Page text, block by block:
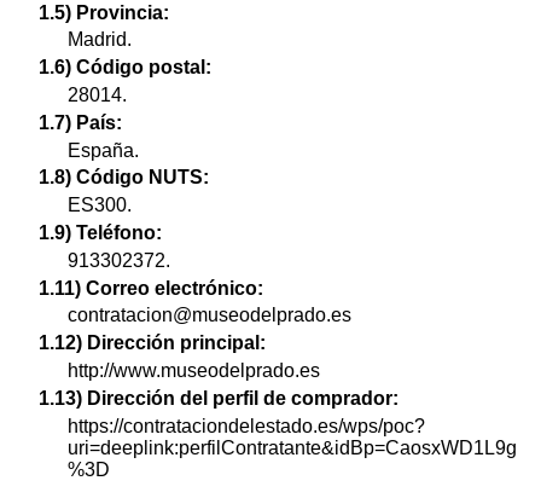
1.5) Provincia:
Madrid.
1.6) Código postal:
28014.
1.7) País:
España.
1.8) Código NUTS:
ES300.
1.9) Teléfono:
913302372.
1.11) Correo electrónico:
contratacion@museodelprado.es
1.12) Dirección principal:
http://www.museodelprado.es
1.13) Dirección del perfil de comprador:
https://contrataciondelestado.es/wps/poc?
uri=deeplink:perfilContratante&idBp=CaosxWD1L9g
%3D